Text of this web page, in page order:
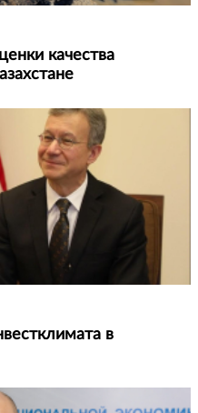
качества
в